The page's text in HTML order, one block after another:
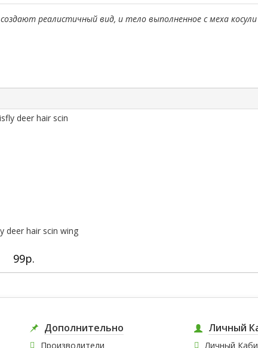
реалистичный вид, и тело выполненное с меха
deer hair scin wing
99р.
Дополнительно
Производители
Личный
Личный